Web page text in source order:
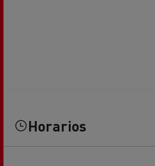
Horarios